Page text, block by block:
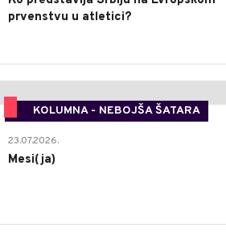
prvenstvu u atletici?
KOLUMNA - NEBOJŠA ŠATARA
23.07.2026.
Mesi(ja)